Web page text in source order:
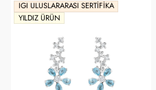
IGI ULUSLARARASI SERTIFIKA
YILDIZ ÜRÜN